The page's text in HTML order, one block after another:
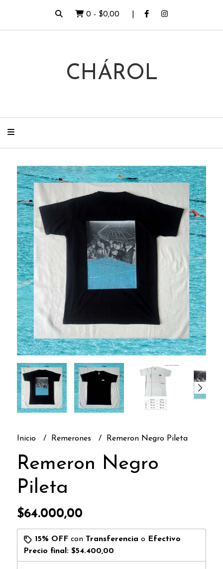
0 - $0,00
CHÁROL
Inicio Remerones Remeron Negro Pileta
Remeron Negro
Pileta
$64.000,00
15% OFFcon Transferencia o Efectivo
Precio final: $54.400,00